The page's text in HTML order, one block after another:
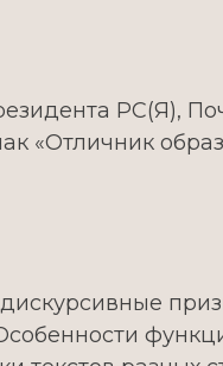
РС(Я),
«Отличник